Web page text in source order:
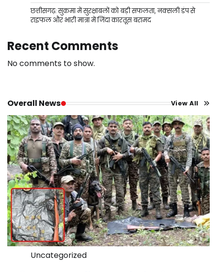
छत्तीसगढ़: सुकमा में सुरक्षाबलों को बड़ी सफलता, नक्सली डंप से
राइफल और भारी मात्रा में जिंदा कारतूस बरामद
Recent Comments
No comments to show.
Overall News View All
Uncategorized